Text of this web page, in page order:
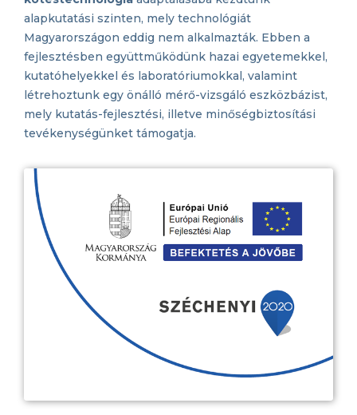
alapkutatási szinten, mely technológiát
Magyarországon eddig nem alkalmazták. Ebben a
fejlesztésben együttműködünk hazai egyetemekkel,
kutatóhelyekkel és laboratóriumokkal, valamint
létrehoztunk egy önálló mérő-vizsgáló eszközbázist,
mely kutatás-fejlesztési, illetve minőségbiztosítási
tevékenységünket támogatja.